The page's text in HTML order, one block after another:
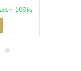
106 ks